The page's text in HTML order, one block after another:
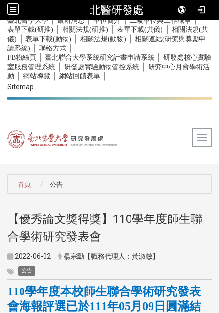
北醫研發處
::: 臺北醫學大學｜最新消息｜單位簡介｜二級單位與工作職掌｜
表單下載(研推) 相關法規(研推) 表單下載(共儀)
相關法規(共
儀)
表單下載(動物) 相關法規(動物)
相關連結(研究與獎勵申
請系統)
聯絡方式
FB粉絲頁 臺北聯合大學系統研究計畫申請系統
研發處核心實驗
室服務管理系統
研發處實驗動物管控系統
研究中心月會學術活
動
網站導覽 網站回饋表單
Sitemap
首頁 公告
【優秀論文獎得獎】110學年度師生聯
合學術研究發表會
2022-06-02 楊宗勳【職務代理人：黃淑敏】
公告
110學年度本校師生聯合學術研究發表
會海報評選已於111年05月 09 日圓滿結